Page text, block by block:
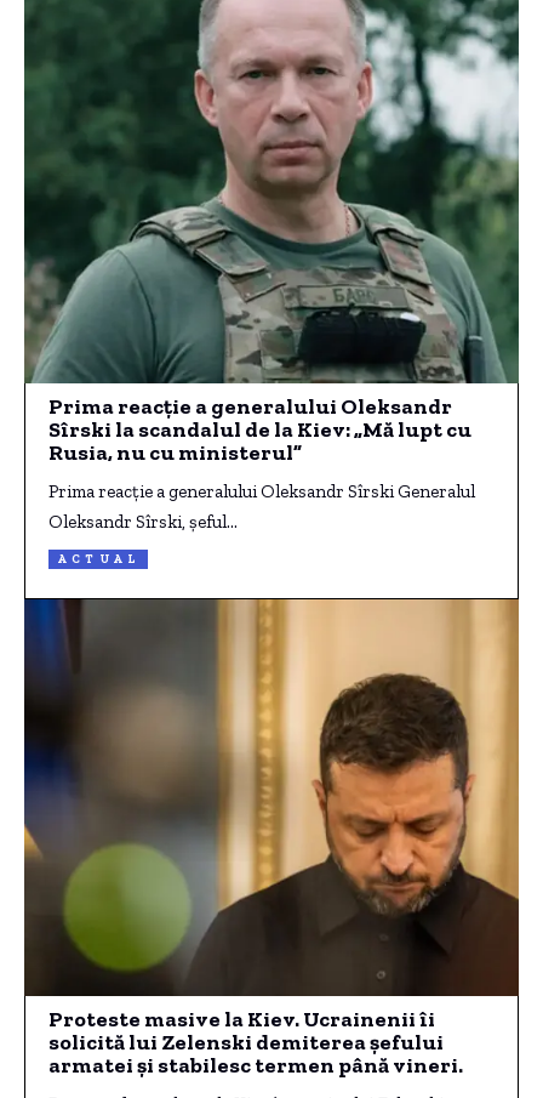
Prima reacție a generalului Oleksandr
Sîrski la scandalul de la Kiev: „Mă lupt cu
Rusia, nu cu ministerul”
Prima reacție a generalului Oleksandr Sîrski Generalul
Oleksandr Sîrski, șeful…
ACTUAL
Proteste masive la Kiev. Ucrainenii îi
solicită lui Zelenski demiterea șefului
armatei și stabilesc termen până vineri.